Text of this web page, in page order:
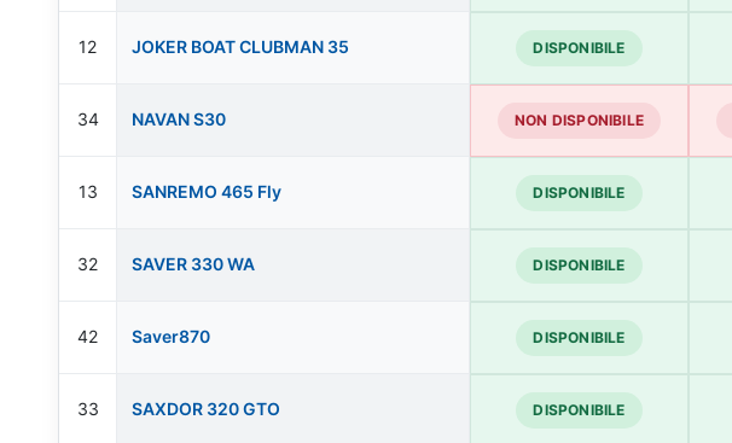
12 JOKER BOAT CLUBMAN 35 DISPONIBILE
34 NAVAN S30 NON DISPONIBILE
13 SANREMO 465 Fly DISPONIBILE
32 SAVER 330 WA DISPONIBILE
42 Saver870 DISPONIBILE
33 SAXDOR 320 GTO DISPONIBILE